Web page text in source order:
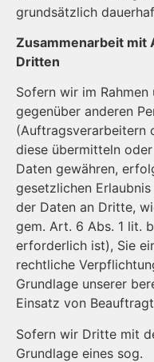
grundsätzlich
Zusammenarbeit mit
Dritten
Sofern wir im
gegenüber anderen
(Auftragsverarbeitern
diese übermitteln
Daten gewähren,
gesetzlichen
der Daten an Dritte,
gem. Art. 6 Abs. 1 lit.
erforderlich ist), Sie
rechtliche
Grundlage unserer
Einsatz von
Sofern wir Dritte mit
Grundlage eines sog.